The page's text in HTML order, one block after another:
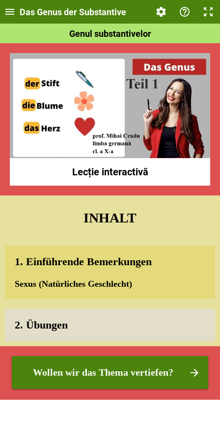
Das Genus der Substantive
Genul substantivelor
Lecție interactivă
INHALT
1. Einführende Bemerkungen
Sexus (Natürliches Geschlecht)
2. Übungen
Wollen wir das Thema vertiefen?